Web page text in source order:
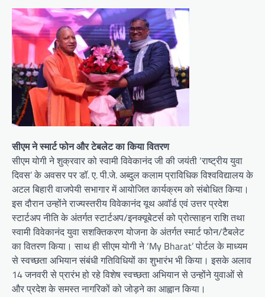
सीएम ने स्मार्ट फोन और टेबलेट का किया वितरण
सीएम योगी ने शुक्रवार को स्वामी विवेकानंद जी की जयंती ‘राष्ट्रीय युवा
दिवस’ के अवसर पर डॉ. ए. पी.जे. अब्दुल कलाम प्राविधिक विश्वविद्यालय के
अटल बिहारी वाजपेयी सभागार में आयोजित कार्यक्रम को संबोधित किया।
इस दौरान उन्होंने राज्यस्तरीय विवेकानंद यूथ अवॉर्ड एवं उत्तर प्रदेश
स्टार्टअप नीति के अंतर्गत स्टार्टअप/इनक्यूबेटर्स को प्रोत्साहन राशि तथा
स्वामी विवेकानंद युवा सशक्तिकरण योजना के अंतर्गत स्मार्ट फोन/टैबलेट
का वितरण किया। साथ ही सीएम योगी ने ‘My Bharat’ पोर्टल के माध्यम
से स्वच्छता अभियान संबंधी गतिविधियों का शुभारंभ भी किया। इसके अलाव
14 जनवरी से प्रारंभ हो रहे विशेष स्वच्छता अभियान से उन्होंने युवाओं से
और प्रदेश के समस्त नागरिकों को जोड़ने का आह्वान किया।